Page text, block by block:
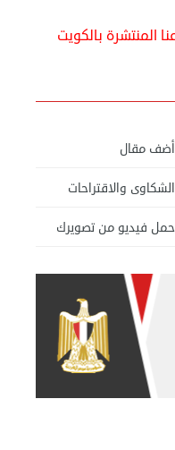
المنتشرة بالكويت
أضف مقال
الشكاوى والاقتراحات
حمل فيديو من تصويرك